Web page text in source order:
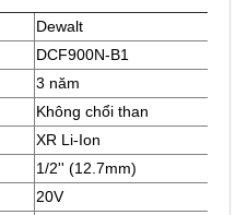
Dewalt
DCF900N-B1
3 năm
Không chổi than
XR Li-Ion
1/2'' (12.7mm)
20V